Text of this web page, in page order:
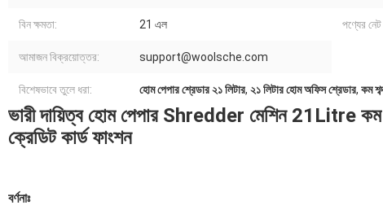
বিন ক্ষমতা: 21 এল পণ্যের
আমাজন বিক্রয়োত্তর: support@woolsche.com
বিশেষভাবে তুলে ধরা: হোম পেপার শ্রেডার ২১ লিটার, ২১ লিটার হোম অফিস শ্রেডার, কম
ভারী দায়িত্ব হোম পেপার Shredder মেশিন 21Litre
ক্রেডিট কার্ড ফাংশন
বর্ণনাঃ